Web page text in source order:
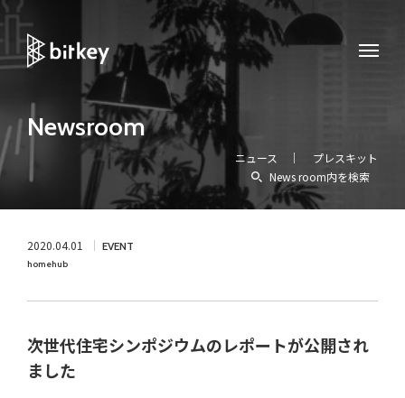
Newsroom
ニュース
プレスキット
News room内を検索
2020.04.01 EVENT
homehub
次世代住宅シンポジウムのレポートが公開され
ました